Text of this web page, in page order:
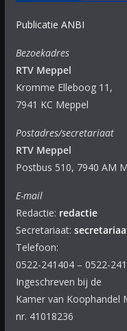
Publicatie ANBI
Bezoekadres
RTV Meppel
Kromme Elleboog 11,
7941 KC Meppel
Postadres/secretariaat
RTV Meppel
Postbus 510, 7940 AM
E-mail
Redactie: redactie
Secretariaat:
Telefoon:
0522-241404 – 0522-
Ingeschreven bij de
Kamer van Koophandel
nr. 41018236